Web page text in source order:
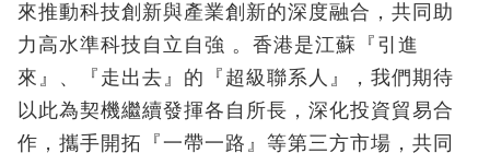
來推動科技創新與產業創新的深度融合，共同助
力高水準科技自立自強 。香港是江蘇『引進
來』、『走出去』的『超級聯系人』，我們期待
以此為契機繼續發揮各自所長，深化投資貿易合
作，攜手開拓『一帶一路』等第三方市場，共同